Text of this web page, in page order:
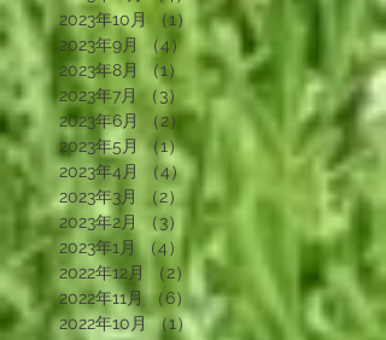
2023年12月
（2）
2件の記事
2023年11月
（4） 4件の記事
2023年10月
（1）
1件の記事
2023年9月
（4）
4件の記事
2023年8月
（1）
1件の記事
2023年7月
（3）3件の記事
2023年6月
（2）
2023年5月
（1）
1件の記事
2023年4月
（4）
4件の記事
2023年3月
（2）
2件の記事
2023年2月
（3）
3件の記事
2023年1月 （4） 4件の記事
2022年12月
（2）2件の記事